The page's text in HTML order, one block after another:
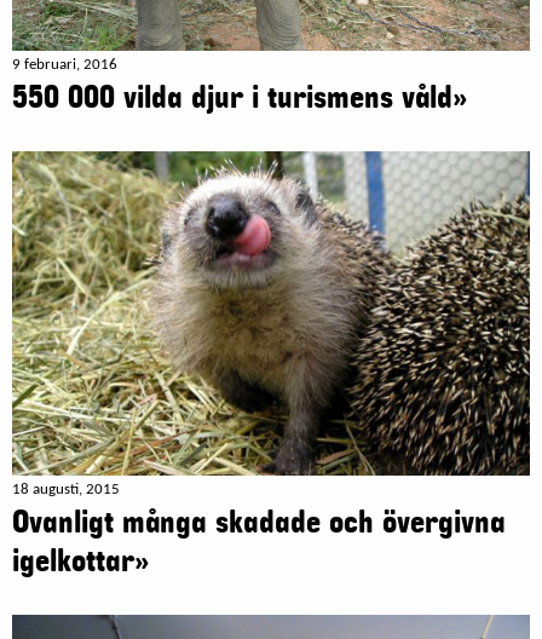
9 februari, 2016
550 000 vilda djur i turismens våld»
18 augusti, 2015
Ovanligt många skadade och övergivna
igelkottar»